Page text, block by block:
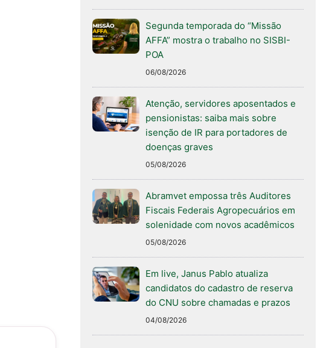
Segunda temporada do “Missão
AFFA” mostra o trabalho no SISBI-
POA
06/08/2026
Atenção, servidores aposentados e
pensionistas: saiba mais sobre
isenção de IR para portadores de
doenças graves
05/08/2026
Abramvet empossa três Auditores
Fiscais Federais Agropecuários em
solenidade com novos acadêmicos
05/08/2026
Em live, Janus Pablo atualiza
candidatos do cadastro de reserva
do CNU sobre chamadas e prazos
04/08/2026